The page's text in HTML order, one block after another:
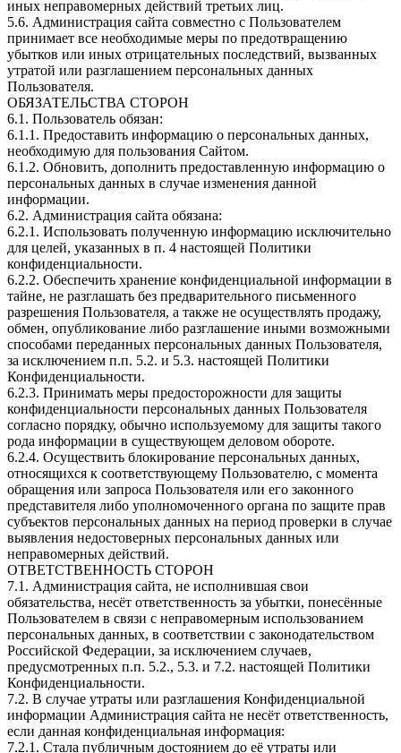
иных неправомерных действий третьих лиц.
5.6. Администрация сайта совместно с Пользователем
принимает все необходимые меры по предотвращению
убытков или иных отрицательных последствий, вызванных
утратой или разглашением персональных данных
Пользователя.
ОБЯЗАТЕЛЬСТВА СТОРОН
6.1. Пользователь обязан:
6.1.1. Предоставить информацию о персональных данных,
необходимую для пользования Сайтом.
6.1.2. Обновить, дополнить предоставленную информацию о
персональных данных в случае изменения данной
информации.
6.2. Администрация сайта обязана:
6.2.1. Использовать полученную информацию исключительно
для целей, указанных в п. 4 настоящей Политики
конфиденциальности.
6.2.2. Обеспечить хранение конфиденциальной информации в
тайне, не разглашать без предварительного письменного
разрешения Пользователя, а также не осуществлять продажу,
обмен, опубликование либо разглашение иными возможными
способами переданных персональных данных Пользователя,
за исключением п.п. 5.2. и 5.3. настоящей Политики
Конфиденциальности.
6.2.3. Принимать меры предосторожности для защиты
конфиденциальности персональных данных Пользователя
согласно порядку, обычно используемому для защиты такого
рода информации в существующем деловом обороте.
6.2.4. Осуществить блокирование персональных данных,
относящихся к соответствующему Пользователю, с момента
обращения или запроса Пользователя или его законного
представителя либо уполномоченного органа по защите прав
субъектов персональных данных на период проверки в случае
выявления недостоверных персональных данных или
неправомерных действий.
ОТВЕТСТВЕННОСТЬ СТОРОН
7.1. Администрация сайта, не исполнившая свои
обязательства, несёт ответственность за убытки, понесённые
Пользователем в связи с неправомерным использованием
персональных данных, в соответствии с законодательством
Российской Федерации, за исключением случаев,
предусмотренных п.п. 5.2., 5.3. и 7.2. настоящей Политики
Конфиденциальности.
7.2. В случае утраты или разглашения Конфиденциальной
информации Администрация сайта не несёт ответственность,
если данная конфиденциальная информация:
7.2.1. Стала публичным достоянием до её утраты или